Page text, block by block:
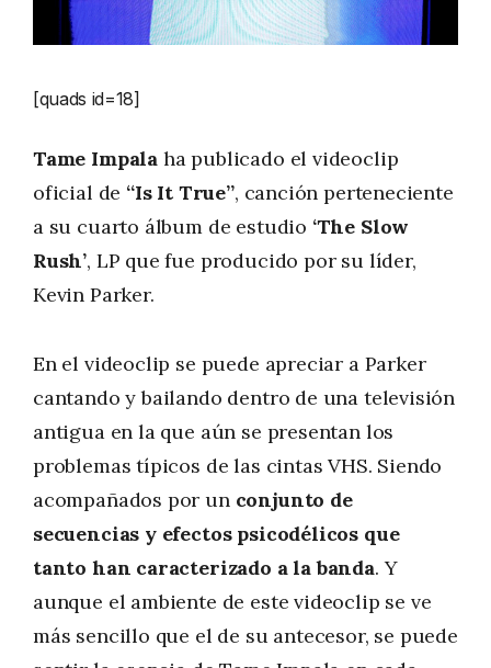
[quads id=18]
Tame Impala ha publicado el videoclip
oficial de “Is It True”, canción perteneciente
a su cuarto álbum de estudio ‘The Slow
Rush’, LP que fue producido por su líder,
Kevin Parker.
En el videoclip se puede apreciar a Parker
cantando y bailando dentro de una televisión
antigua en la que aún se presentan los
problemas típicos de las cintas VHS. Siendo
acompañados por un conjunto de
secuencias y efectos psicodélicos que
tanto han caracterizado a la banda. Y
aunque el ambiente de este videoclip se ve
más sencillo que el de su antecesor, se puede